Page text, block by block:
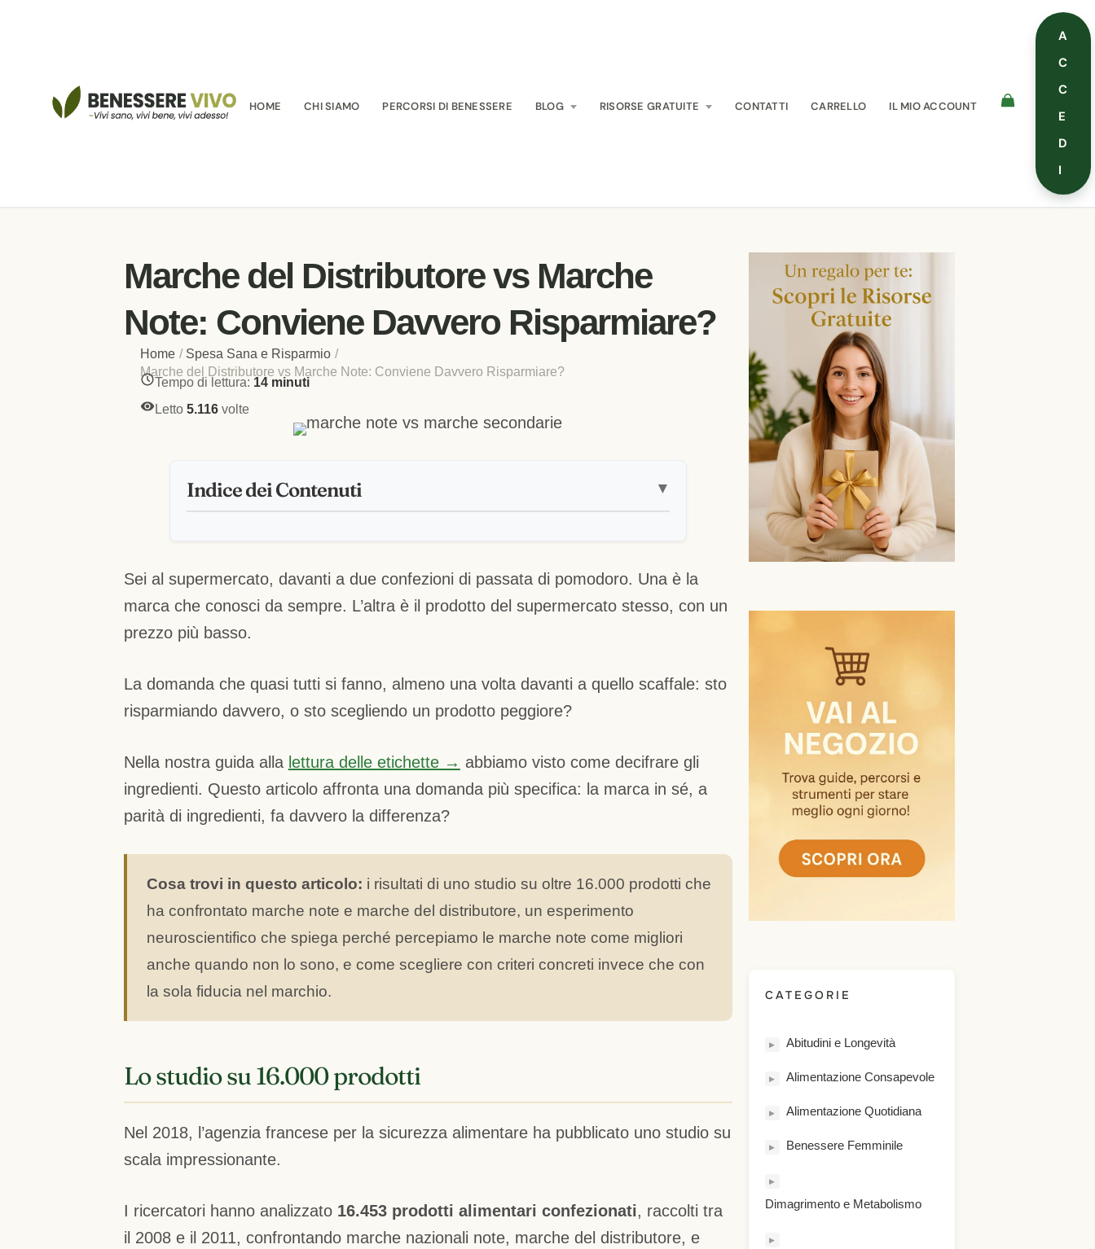
HOME CHI SIAMO PERCORSI DI BENESSERE BLOG RISORSE GRATUITE CONTATTI CARRELLO IL MIO ACCOUNT
A
C
C
E
D
I
CATEGORIE
▶ Abitudini e Longevità
▶ Alimentazione Consapevole
▶ Alimentazione Quotidiana
▶ Benessere Femminile
▶
Dimagrimento e Metabolismo
▶
Marche del Distributore vs Marche
Note: Conviene Davvero Risparmiare?
Home / Spesa Sana e Risparmio /
Marche del Distributore vs Marche Note: Conviene Davvero Risparmiare?
Tempo di lettura: 14 minuti
Letto 5.116volte
Indice dei Contenuti ▼
Sei al supermercato, davanti a due confezioni di passata di pomodoro. Una è la
marca che conosci da sempre. L’altra è il prodotto del supermercato stesso, con un
prezzo più basso.
La domanda che quasi tutti si fanno, almeno una volta davanti a quello scaffale: sto
risparmiando davvero, o sto scegliendo un prodotto peggiore?
Nella nostra guida alla lettura delle etichette → abbiamo visto come decifrare gli
ingredienti. Questo articolo affronta una domanda più specifica: la marca in sé, a
parità di ingredienti, fa davvero la differenza?
Cosa trovi in questo articolo: i risultati di uno studio su oltre 16.000 prodotti che
ha confrontato marche note e marche del distributore, un esperimento
neuroscientifico che spiega perché percepiamo le marche note come migliori
anche quando non lo sono, e come scegliere con criteri concreti invece che con
la sola fiducia nel marchio.
Lo studio su 16.000 prodotti
Nel 2018, l’agenzia francese per la sicurezza alimentare ha pubblicato uno studio su
scala impressionante.
I ricercatori hanno analizzato 16.453 prodotti alimentari confezionati, raccolti tra
il 2008 e il 2011, confrontando marche nazionali note, marche del distributore, e